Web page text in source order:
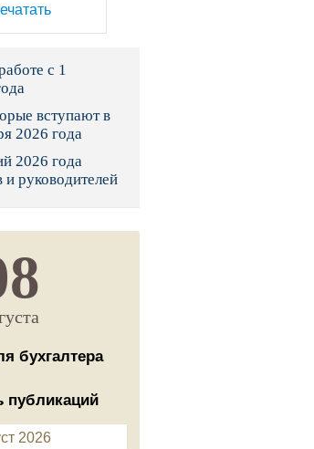
с 1
вступают в
2026 года
2026 года
и руководителей
бухгалтера
публикаций
2026